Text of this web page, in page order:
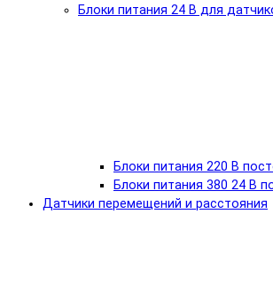
Блоки питания 24 В для
Блоки питания 220 В
Блоки питания 380 24 В
Датчики перемещений и расстояния